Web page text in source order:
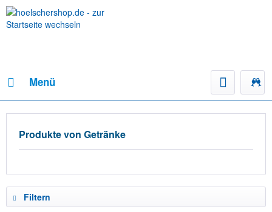
Menü
Produkte von Getränke
Filtern